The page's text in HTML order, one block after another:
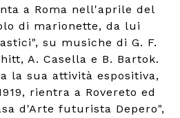
a Roma nell'aprile del
di marionette, da lui
su musiche di G. F.
A. Casella e B. Bartok.
la sua attività espositiva,
rientra a Rovereto ed
d'Arte futurista Depero",